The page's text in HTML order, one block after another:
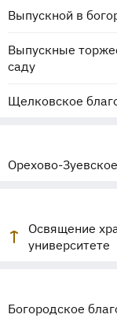
Выпускной в
Выпускные
саду
Щелковское
Орехово-
Освящение
университете
Богородское